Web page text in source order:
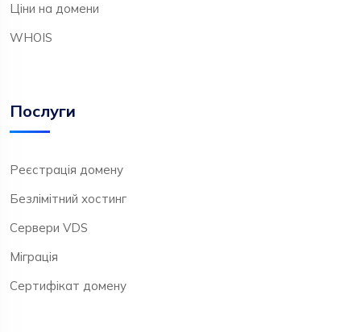
Ціни на домени
WHOIS
Послуги
Реєстрація домену
Безлімітний хостинг
Сервери VDS
Міграція
Сертифікат домену